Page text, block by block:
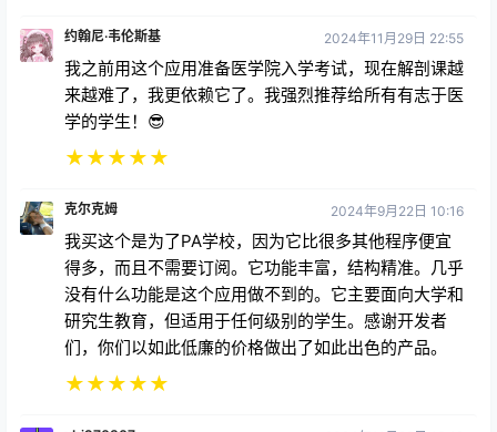
约翰尼·韦伦斯基 2024年11月29日 22:55
我之前用这个应用准备医学院入学考试，现在解剖课越
来越难了，我更依赖它了。我强烈推荐给所有有志于医
学的学生！😎
★★★★★
克尔克姆 2024年9月22日 10:16
我买这个是为了PA学校，因为它比很多其他程序便宜
得多，而且不需要订阅。它功能丰富，结构精准。几乎
没有什么功能是这个应用做不到的。它主要面向大学和
研究生教育，但适用于任何级别的学生。感谢开发者
们，你们以如此低廉的价格做出了如此出色的产品。
★★★★★